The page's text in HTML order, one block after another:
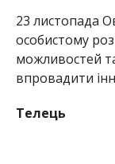
23 листопада
особистому
можливостей
впровадити
Телець